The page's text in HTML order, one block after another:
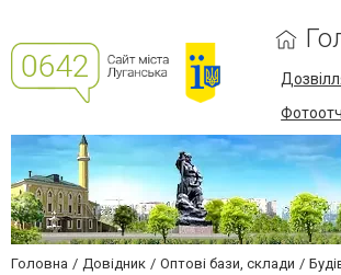
Головна Довідник Оптові бази, склади